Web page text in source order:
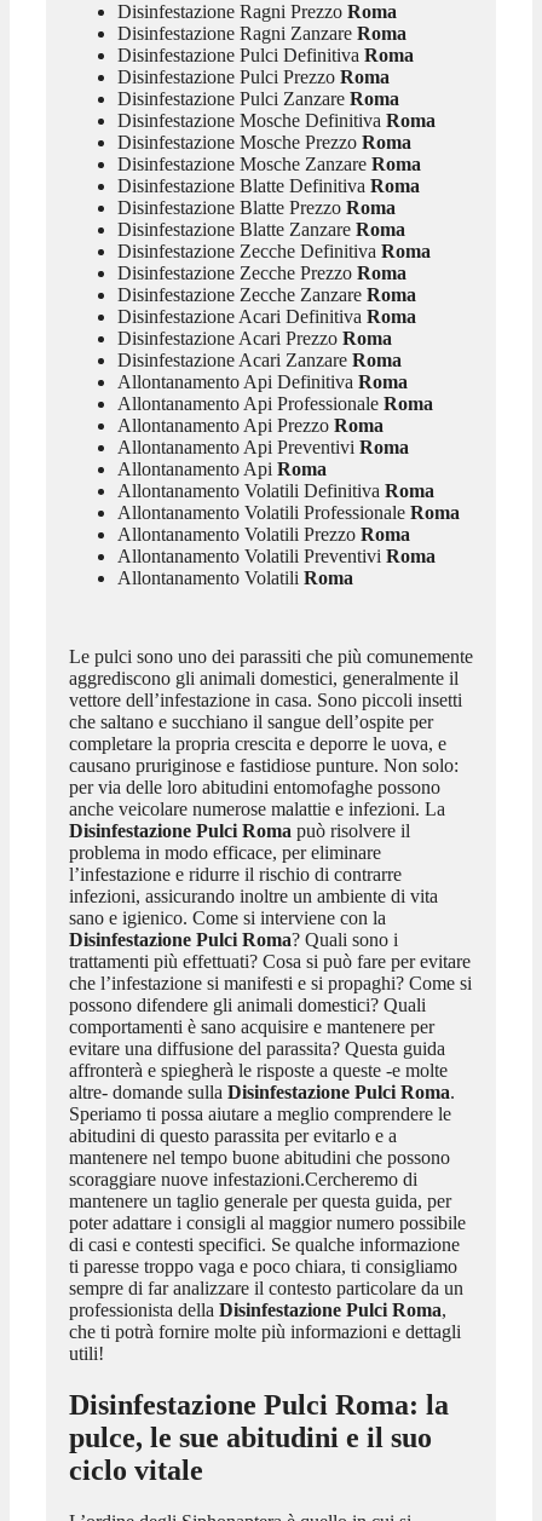
Disinfestazione Ragni PrezzoRoma
Disinfestazione Ragni ZanzareRoma
Disinfestazione Pulci Definitiva Roma
Disinfestazione Pulci PrezzoRoma
Disinfestazione Pulci ZanzareRoma
Disinfestazione Mosche Definitiva Roma
Disinfestazione Mosche PrezzoRoma
Disinfestazione Mosche ZanzareRoma
Disinfestazione Blatte Definitiva Roma
Disinfestazione Blatte PrezzoRoma
Disinfestazione Blatte ZanzareRoma
Disinfestazione Zecche Definitiva Roma
Disinfestazione Zecche PrezzoRoma
Disinfestazione Zecche ZanzareRoma
Disinfestazione Acari Definitiva Roma
Disinfestazione Acari PrezzoRoma
Disinfestazione Acari ZanzareRoma
Allontanamento Api Definitiva Roma
Allontanamento Api ProfessionaleRoma
Allontanamento Api PrezzoRoma
Allontanamento Api Preventivi Roma
Allontanamento Api Roma
Allontanamento Volatili Definitiva Roma
Allontanamento Volatili ProfessionaleRoma
Allontanamento Volatili PrezzoRoma
Allontanamento Volatili Preventivi Roma
Allontanamento Volatili Roma
Le pulci sono uno dei parassiti che più comunemente
aggrediscono gli animali domestici, generalmente il
vettore dell’infestazione in casa. Sono piccoli insetti
che saltano e succhiano il sangue dell’ospite per
completare la propria crescita e deporre le uova, e
causano pruriginose e fastidiose punture. Non solo:
per via delle loro abitudini entomofaghe possono
anche veicolare numerose malattie e infezioni. La
Disinfestazione Pulci Roma può risolvere il
problema in modo efficace, per eliminare
l’infestazione e ridurre il rischio di contrarre
infezioni, assicurando inoltre un ambiente di vita
sano e igienico. Come si interviene con la
Disinfestazione Pulci Roma? Quali sono i
trattamenti più effettuati? Cosa si può fare per evitare
che l’infestazione si manifesti e si propaghi? Come si
possono difendere gli animali domestici? Quali
comportamenti è sano acquisire e mantenere per
evitare una diffusione del parassita? Questa guida
affronterà e spiegherà le risposte a queste -e molte
altre- domande sulla Disinfestazione Pulci Roma.
Speriamo ti possa aiutare a meglio comprendere le
abitudini di questo parassita per evitarlo e a
mantenere nel tempo buone abitudini che possono
scoraggiare nuove infestazioni.Cercheremo di
mantenere un taglio generale per questa guida, per
poter adattare i consigli al maggior numero possibile
di casi e contesti specifici. Se qualche informazione
ti paresse troppo vaga e poco chiara, ti consigliamo
sempre di far analizzare il contesto particolare da un
professionista della Disinfestazione Pulci Roma,
che ti potrà fornire molte più informazioni e dettagli
utili!
Disinfestazione Pulci Roma: la
pulce, le sue abitudini e il suo
ciclo vitale